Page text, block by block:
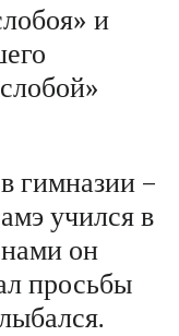
и
гимназии –
учился в
он
просьбы